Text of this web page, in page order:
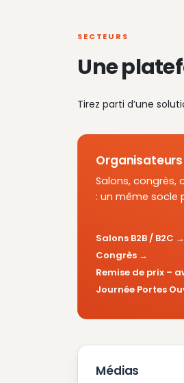
SECTEURS
Une
Tirez parti d’une
Salons, congrès,
: un même socle
Salons B2B / B2C
Congrès
Remise de prix –
Journée Portes
Médias